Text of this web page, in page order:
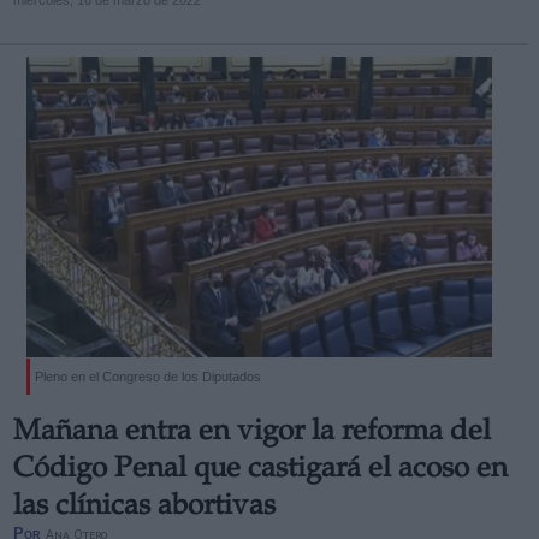
Pleno en el Congreso de los Diputados
Mañana entra en vigor la reforma del
Código Penal que castigará el acoso en
las clínicas abortivas
Por Ana Otero